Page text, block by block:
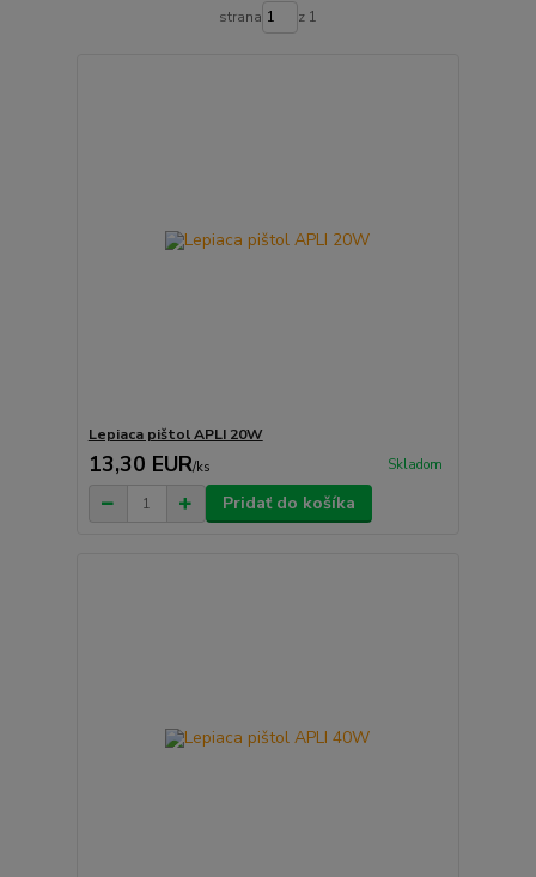
strana z 1
Lepiaca pištol APLI 20W
13,30 EUR/ks Skladom
Pridať do košíka